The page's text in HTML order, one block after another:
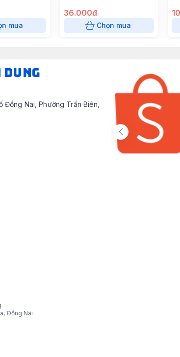
mua
36.000đ
Chọn mua
Đồng Nai, Phường Trấn Biên,
Đồng Nai